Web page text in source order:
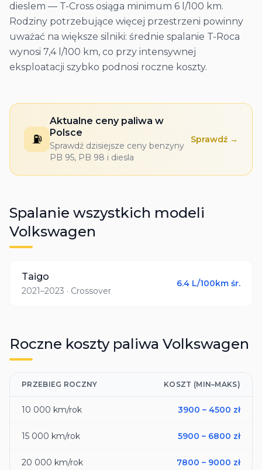
dieslem — T-Cross osiąga minimum 6 l/100 km.
Rodziny potrzebujące więcej przestrzeni powinny
uważać na większe silniki: średnie spalanie T-Roca
wynosi 7,4 l/100 km, co przy intensywnej
eksploatacji szybko podnosi roczne koszty.
⛽
Aktualne ceny paliwa w
Polsce
Sprawdź dzisiejsze ceny benzyny
PB 95, PB 98 i diesla
Sprawdź →
Spalanie wszystkich modeli
Volkswagen
Taigo
2021–2023 · Crossover
6.4 L/100km śr.
Roczne koszty paliwa Volkswagen
PRZEBIEG ROCZNY KOSZT (MIN–MAKS)
10 000 km/rok 3900 – 4500 zł
15 000 km/rok 5900 – 6800 zł
20 000 km/rok 7800 – 9000 zł